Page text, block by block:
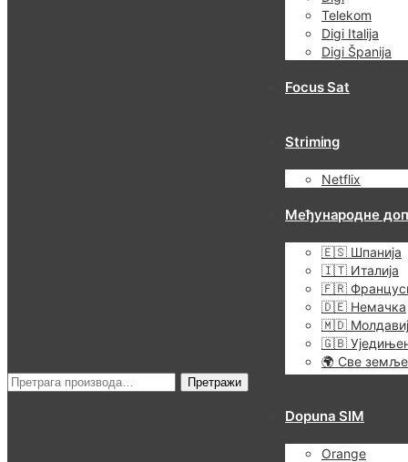
Претрага
Претражи
Telekom
Digi Italija
Digi Španija
Focus Sat
Striming
Netflix
Међународне
🇪🇸 Шпанија
🇮🇹 Италија
🇫🇷
🇩🇪 Немачка
🇲🇩
🇬🇧
🌍 Све земље
Dopuna SIM
Orange